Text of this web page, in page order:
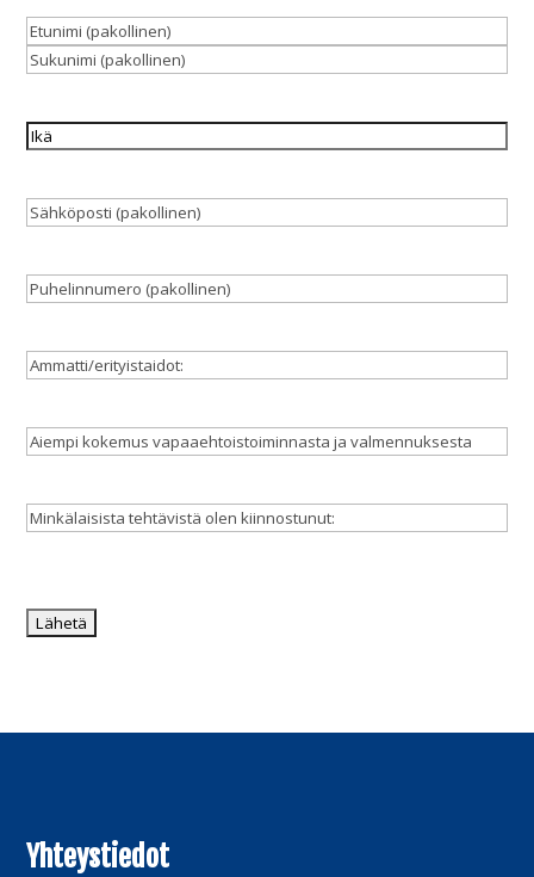
Nimi(Pakollinen)
Etunimi
Ikä
Sähköposti (Pakollinen)
Puhelinnumero (Pakollinen)
Ammatti/erityistaidot:
Aiempi
ja
Minkälaisista
Yhteystiedot